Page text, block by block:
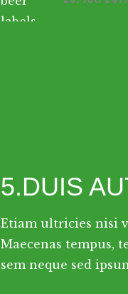
5.DUIS
Etiam ultricies nisi
Maecenas tempus,
sem neque sed